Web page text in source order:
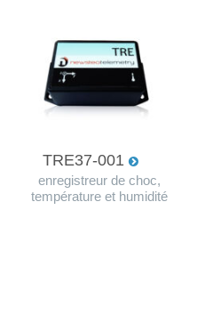
TRE37-001
enregistreur de choc,
température et humidité